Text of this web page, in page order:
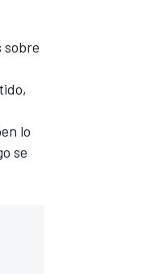
sobre
lo
se